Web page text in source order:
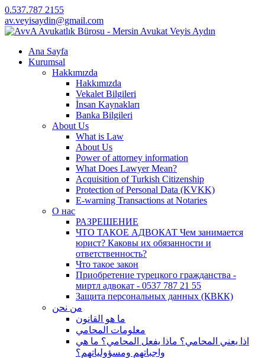
0.537.787 2155
av.veyisaydin@gmail.com
Ana Sayfa
Kurumsal
Hakkımızda
Hakkımızda
Vekalet Bilgileri
İnsan Kaynakları
Banka Bilgileri
About Us
What is Law
About Us
Power of attorney information
What Does Lawyer Mean?
Acquisition of Turkish Citizenship
Protection of Personal Data (KVKK)
E-warning Transactions at Notaries
О нас
РАЗРЕШЕНИЕ
ЧТО ТАКОЕ АДВОКАТ Чем занимается
юрист? Каковы их обязанности и
ответственность?
Что такое закон
Приобретение турецкого гражданства -
миртл адвокат - 0537 787 21 55
Защита персональных данных (КВКК)
من نحن
ما هو القانون
معلومات المحامي
اذا يعني المحامي؟ ماذا يفعل المحامي؟ ما هي
واجباتهم ومسؤولياتهم؟